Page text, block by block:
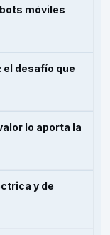
móviles
desafío que
lo aporta la
y de